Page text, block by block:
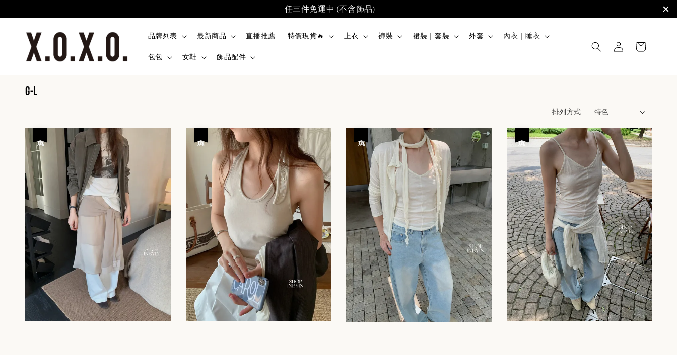
任三件免運中 (不含飾品)
品牌列表 最新商品 直播推薦 特價現貨🔥 上衣 褲裝 裙裝｜套裝 外套 內衣｜睡衣
包包 女鞋 飾品配件
G-L
排列方式 :